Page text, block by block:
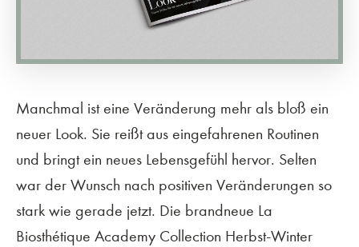
Manchmal ist eine Veränderung mehr als bloß ein
neuer Look. Sie reißt aus eingefahrenen Routinen
und bringt ein neues Lebensgefühl hervor. Selten
war der Wunsch nach positiven Veränderungen so
stark wie gerade jetzt. Die brandneue La
Biosthétique Academy Collection Herbst-Winter